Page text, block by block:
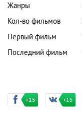
Жанры
Кол-во фильмов
Первый фильм
Последний фильм
+15 +15